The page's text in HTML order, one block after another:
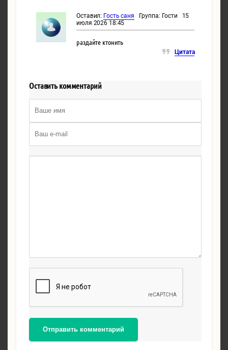
Оставил: Гость саня Группа: Гости 15
июля 2026 18:45
раздайте ктонить
Цитата
Оставить комментарий
Отправить комментарий